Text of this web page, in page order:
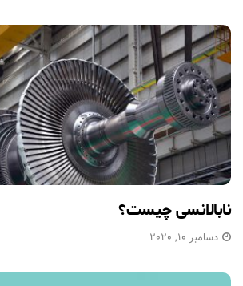
نابالانسی چیست؟
دسامبر 10, 2020